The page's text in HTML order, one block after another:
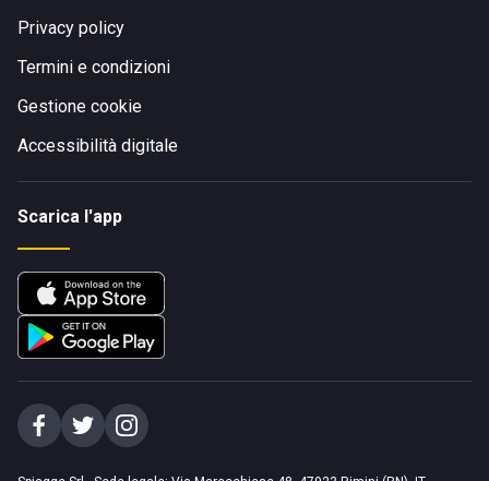
Privacy policy
Termini e condizioni
Gestione cookie
Accessibilità digitale
Scarica l'app